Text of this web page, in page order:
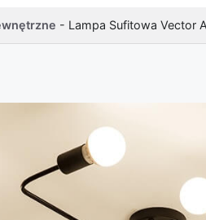
- Lampa Sufitowa Vector